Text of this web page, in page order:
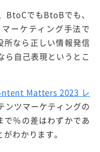
BtoCでもBtoBでも、
ーケティング手法で
なら正しい情報発信
ら自己表現というとこ
Matters 2023 レ
ンツマーケティングの
で％の差はわずかであ
わかります。